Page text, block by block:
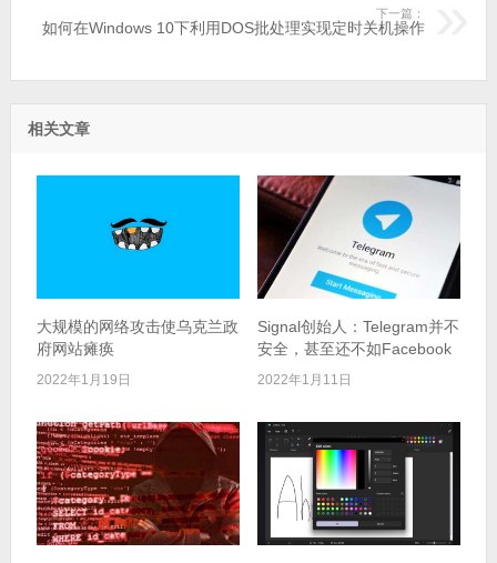
下一篇：
如何在Windows 10下利用DOS批处理实现定时关机操作
相关文章
大规模的网络攻击使乌克兰政
府网站瘫痪
2022年1月19日
Signal创始人：Telegram并不
安全，甚至还不如Facebook
2022年1月11日